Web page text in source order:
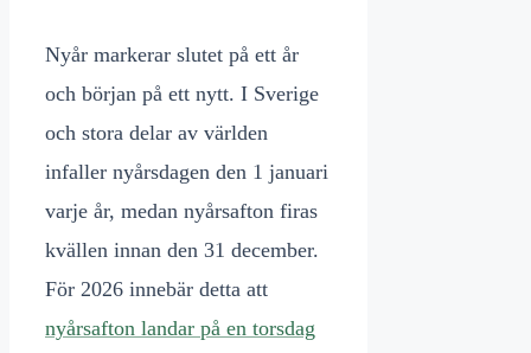
Nyår markerar slutet på ett år
och början på ett nytt. I Sverige
och stora delar av världen
infaller nyårsdagen den 1 januari
varje år, medan nyårsafton firas
kvällen innan den 31 december.
För 2026 innebär detta att
nyårsafton landar på en torsdag